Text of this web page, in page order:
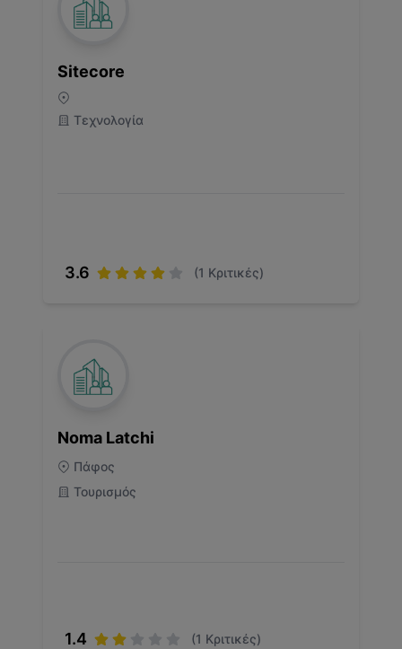
Sitecore
Τεχνολογία
3.6 (1 Κριτικές)
Noma Latchi
Πάφος
Τουρισμός
1.4 (1 Κριτικές)